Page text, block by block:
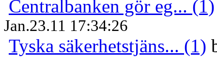
Centralbanken gör eg... (1)
Jan.23.11 17:34:26
Tyska säkerhetstjäns... (1)